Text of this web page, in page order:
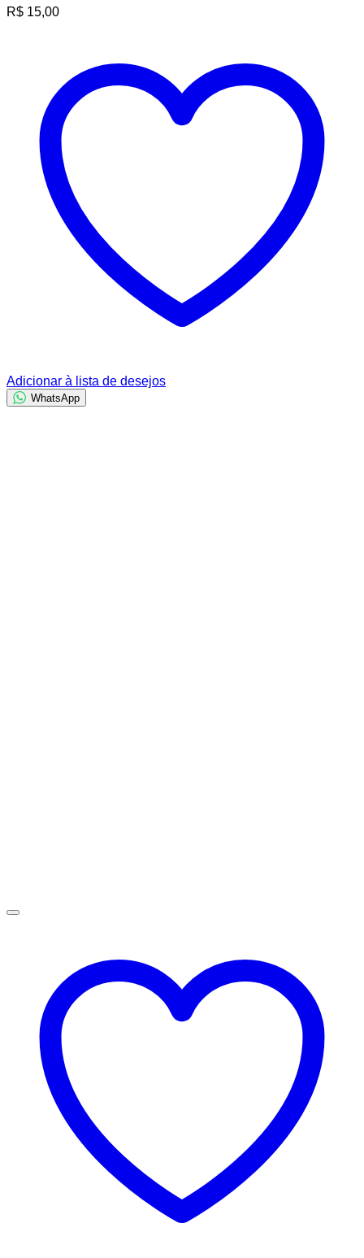
R$ 15,00
Adicionar à lista de desejos
WhatsApp